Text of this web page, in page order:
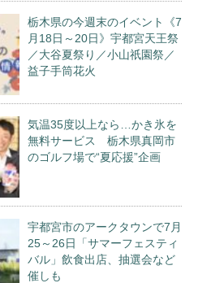
栃木県の今週末のイベント《7
月18日～20日》宇都宮天王祭
／大谷夏祭り／小山祇園祭／
益子手筒花火
気温35度以上なら…かき氷を
無料サービス 栃木県真岡市
のゴルフ場で“夏応援”企画
宇都宮市のアークタウンで7月
25～26日「サマーフェスティ
バル」飲食出店、抽選会など
催しも